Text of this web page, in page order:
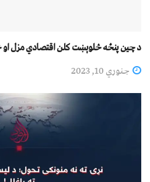
د چین پنځه څلوېښت کلن اقتصادي مزل
جنوري 10, 2023